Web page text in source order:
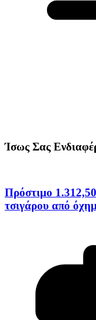
Ίσως Σας
Πρόστιμο
τσιγάρου από